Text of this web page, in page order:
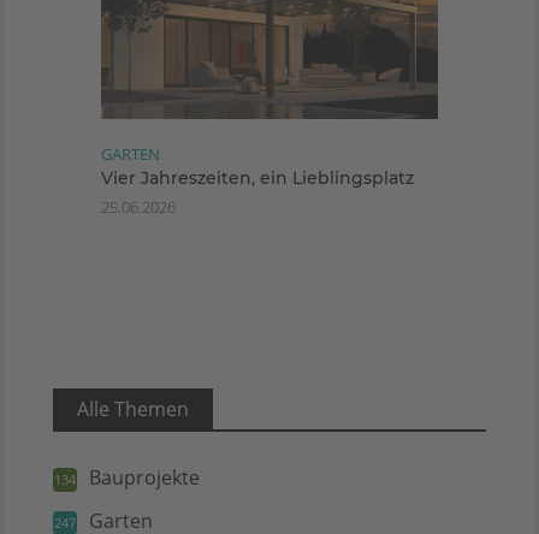
GARTEN
Vier Jahreszeiten, ein Lieblingsplatz
25.06.2026
Alle Themen
134 Bauprojekte
247 Garten